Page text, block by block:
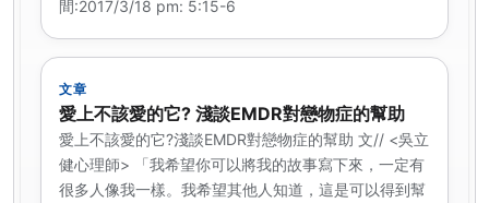
間:2017/3/18 pm: 5:15-6
文章
愛上不該愛的它? 淺談EMDR對戀物症的幫助
愛上不該愛的它?淺談EMDR對戀物症的幫助 文// <吳立
健心理師> 「我希望你可以將我的故事寫下來，一定有
很多人像我一樣。我希望其他人知道，這是可以得到幫